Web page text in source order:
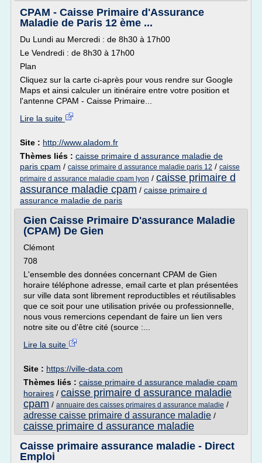
CPAM - Caisse Primaire d'Assurance
Maladie de Paris 12 ème ...
Du Lundi au Mercredi : de 8h30 à 17h00
Le Vendredi : de 8h30 à 17h00
Plan
Cliquez sur la carte ci-après pour vous rendre sur Google
Maps et ainsi calculer un itinéraire entre votre position et
l'antenne CPAM - Caisse Primaire...
Lire la suite
Site : http://www.aladom.fr
Thèmes liés : caisse primaire d assurance maladie de
paris cpam / caisse primaire d assurance maladie paris 12 / caisse
primaire d assurance maladie cpam lyon / caisse primaire d
assurance maladie cpam / caisse primaire d
assurance maladie de paris
Gien Caisse Primaire D'assurance Maladie
(CPAM) De Gien
Clémont
708
L'ensemble des données concernant CPAM de Gien
horaire téléphone adresse, email carte et plan présentées
sur ville data sont librement reproductibles et réutilisables
que ce soit pour une utilisation privée ou professionnelle,
nous vous remercions cependant de faire un lien vers
notre site ou d'être cité (source :...
Lire la suite
Site : https://ville-data.com
Thèmes liés : caisse primaire d assurance maladie cpam
horaires / caisse primaire d assurance maladie
cpam / annuaire des caisses primaires d assurance maladie /
adresse caisse primaire d assurance maladie /
caisse primaire d assurance maladie
Caisse primaire assurance maladie - Direct
Emploi